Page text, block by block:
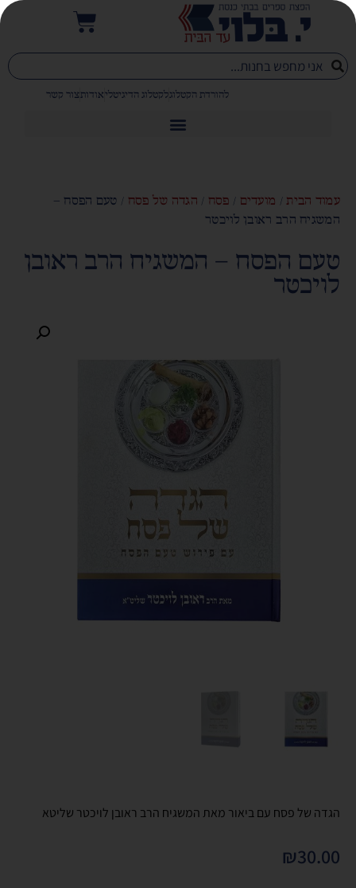
להורדת הקטלוגלקטלוג הדיגיטליאודותצור קשר
עמוד הבית/ מועדים / פסח / הגדה של פסח / טעם הפסח –
המשגיח הרב ראובן לויכטר
טעם הפסח – המשגיח הרב ראובן
לויכטר
הגדה של פסח עם ביאור מאת המשגיח הרב ראובן לויכטר שליטא
₪30.00